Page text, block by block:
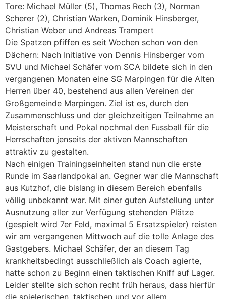
Tore: Michael Müller (5), Thomas Rech (3), Norman
Scherer (2), Christian Warken, Dominik Hinsberger,
Christian Weber und Andreas Trampert
Die Spatzen pfiffen es seit Wochen schon von den
Dächern: Nach Initiative von Dennis Hinsberger vom
SVU und Michael Schäfer vom SCA bildete sich in den
vergangenen Monaten eine SG Marpingen für die Alten
Herren über 40, bestehend aus allen Vereinen der
Großgemeinde Marpingen. Ziel ist es, durch den
Zusammenschluss und der gleichzeitigen Teilnahme an
Meisterschaft und Pokal nochmal den Fussball für die
Herrschaften jenseits der aktiven Mannschaften
attraktiv zu gestalten.
Nach einigen Trainingseinheiten stand nun die erste
Runde im Saarlandpokal an. Gegner war die Mannschaft
aus Kutzhof, die bislang in diesem Bereich ebenfalls
völlig unbekannt war. Mit einer guten Aufstellung unter
Ausnutzung aller zur Verfügung stehenden Plätze
(gespielt wird 7er Feld, maximal 5 Ersatzspieler) reisten
wir am vergangenen Mittwoch auf die tolle Anlage des
Gastgebers. Michael Schäfer, der an diesem Tag
krankheitsbedingt ausschließlich als Coach agierte,
hatte schon zu Beginn einen taktischen Kniff auf Lager.
Leider stellte sich schon recht früh heraus, dass hierfür
die spielerischen, taktischen und vor allem